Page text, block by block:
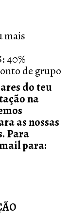
mais
40%
de grupo
do teu
na
as nossas
Para
para: